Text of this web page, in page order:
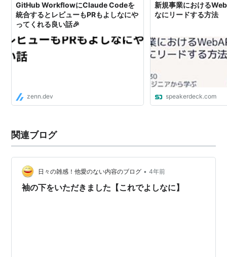
GitHub WorkflowにClaude Codeを
統合するとレビューもPRもよしなにや
ってくれる良い話🎉
zenn.dev
新規事業における
なにリードする方法
speakerdeck.com
関連ブログ
日々の雑感！他愛のない内容のブログ • 4年前
袖の下をいただきました【これでよしなに】